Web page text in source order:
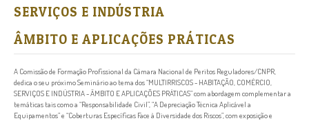
SERVIÇOS E INDÚSTRIA
ÂMBITO E APLICAÇÕES PRÁTICAS
A Comissão de Formação Profissional da Câmara Nacional de Peritos Reguladores/CNPR,
dedica o seu próximo Seminário ao tema dos “MULTIRRISCOS - HABITAÇÃO, COMÉRCIO,
SERVIÇOS E INDÚSTRIA - ÂMBITO E APLICAÇÕES PRÁTICAS” com abordagem complementar a
temáticas tais como a “Responsabilidade Civil”, “A Depreciação Técnica Aplicável a
Equipamentos” e “Coberturas Específicas Face à Diversidade dos Riscos”, com exposição e